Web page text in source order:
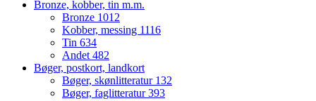
Bronze, kobber, tin m.m.
Bronze 1012
Kobber, messing 1116
Tin 634
Andet 482
Bøger, postkort, landkort
Bøger, skønlitteratur 132
Bøger, faglitteratur393